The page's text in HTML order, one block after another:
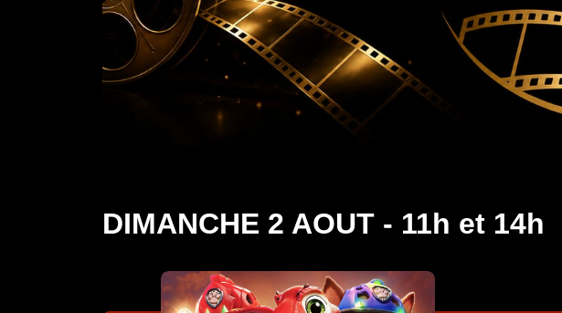
DIMANCHE 2 AOUT - 11h et 14h